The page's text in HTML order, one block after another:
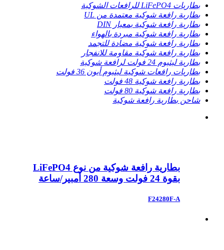
بطاريات LiFePO4 للرافعات الشوكية
بطارية رافعة شوكية معتمدة من UL
بطارية رافعة شوكية بمعيار DIN
بطارية رافعة شوكية مبردة بالهواء
بطارية رافعة شوكية مضادة للتجمد
بطارية رافعة شوكية مقاومة للانفجار
بطارية ليثيوم 24 فولت لرافعة شوكية
بطاريات رافعات شوكية ليثيوم أيون 36 فولت
بطارية رافعة شوكية 48 فولت
بطارية رافعة شوكية 80 فولت
شاحن بطارية رافعة شوكية
بطارية رافعة شوكية من نوع LiFePO4
بقوة 24 فولت وسعة 280 أمبير/ساعة
F24280F-A